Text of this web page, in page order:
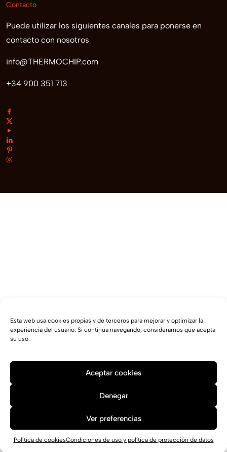
Esta web usa cookies propias y de terceros para mejorar y optimizar la
experiencia del usuario. Si continúa navegando, consideramos que acepta
su uso.
Aceptar cookies
Denegar
Ver preferencias
Política de cookiesCondiciones de uso y política de protección de datos
Contacto
Puede utilizar los siguientes canales para ponerse en
contacto con nosotros
info@THERMOCHIP.com
+34 900 351 713